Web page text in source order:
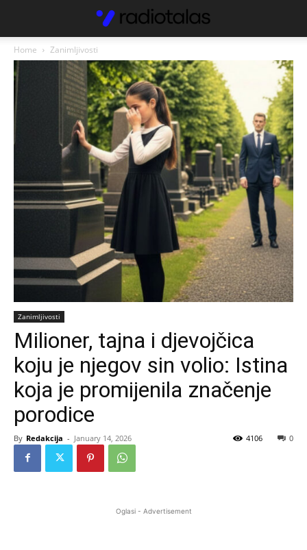
Home Zanimljivosti
Zanimljivosti
Milioner, tajna i djevojčica
koju je njegov sin volio: Istina
koja je promijenila značenje
porodice
By Redakcija - January 14, 2026 0
4106
Oglasi - Advertisement